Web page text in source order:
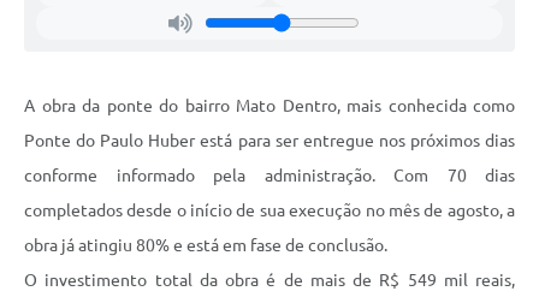
A obra da ponte do bairro Mato Dentro, mais conhecida como
Ponte do Paulo Huber está para ser entregue nos próximos dias
conforme informado pela administração. Com 70 dias
completados desde o início de sua execução no mês de agosto, a
obra já atingiu 80% e está em fase de conclusão.
O investimento total da obra é de mais de R$ 549 mil reais,